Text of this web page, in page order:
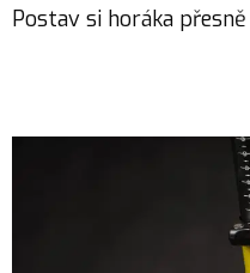
Postav si horáka